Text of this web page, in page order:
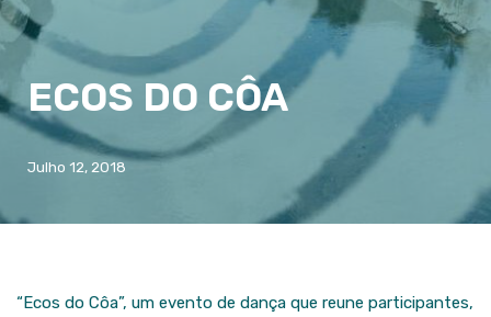
ECOS DO CÔA
Julho 12, 2018
“Ecos do Côa”, um evento de dança que reune participantes,